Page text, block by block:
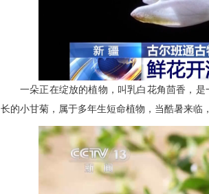
一朵正在绽放的植物，叫乳白花角茴香，
长的小甘菊，属于多年生短命植物，当酷暑来临